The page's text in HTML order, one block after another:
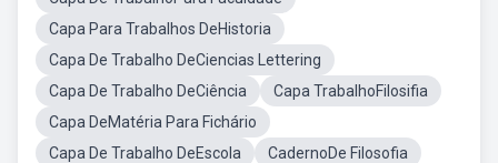
Capa Para Trabalhos DeHistoria
Capa De Trabalho DeCiencias Lettering
Capa De Trabalho DeCiência
Capa TrabalhoFilosifia
Capa DeMatéria Para Fichário
Capa De Trabalho DeEscola
CadernoDe Filosofia